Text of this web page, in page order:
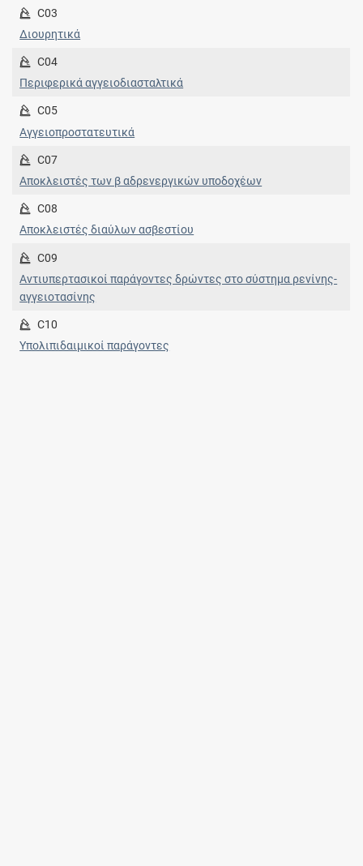
C03
Διουρητικά
C04
Περιφερικά αγγειοδιασταλτικά
C05
Αγγειοπροστατευτικά
C07
Αποκλειστές των β αδρενεργικών υποδοχέων
C08
Αποκλειστές διαύλων ασβεστίου
C09
Αντιυπερτασικοί παράγοντες δρώντες στο σύστημα ρενίνης-
αγγειοτασίνης
C10
Υπολιπιδαιμικοί παράγοντες